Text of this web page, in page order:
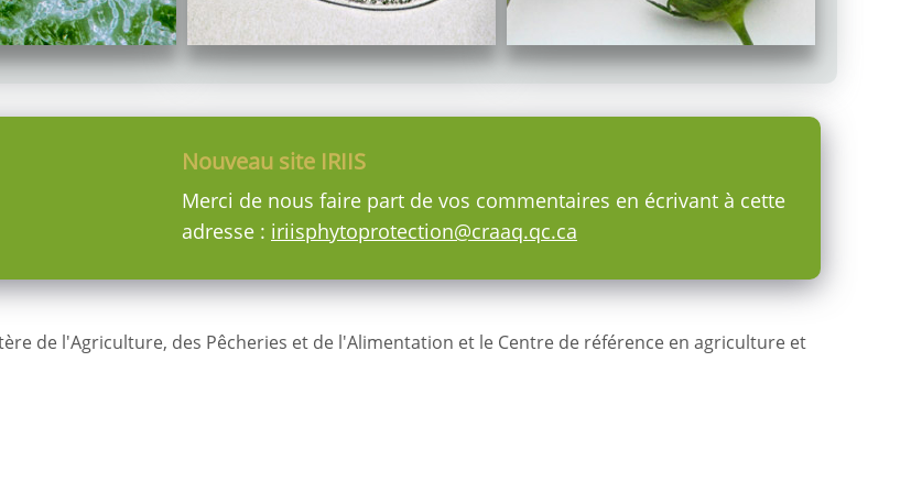
Nouveau site IRIIS
Merci de nous faire part de vos commentaires en écrivant à cette
adresse : iriisphytoprotection@craaq.qc.ca
de l'Agriculture, des Pêcheries et de l'Alimentation et le Centre de référence en agriculture et